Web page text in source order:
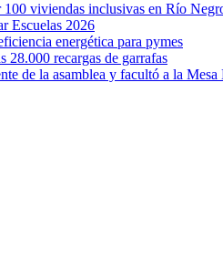
viviendas inclusivas en Río
Escuelas 2026
energética para pymes
recargas de garrafas
de la asamblea y facultó a la